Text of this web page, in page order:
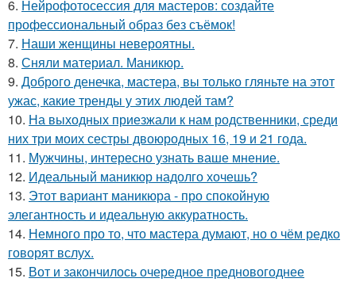
6. Нейрофотосессия для мастеров: создайте
профессиональный образ без съёмок!
7. Наши женщины невероятны.
8. Сняли материал. Маникюр.
9. Доброго денечка, мастера, вы только гляньте на этот
ужас, какие тренды у этих людей там?
10. На выходных приезжали к нам родственники, среди
них три моих сестры двоюродных 16, 19 и 21 года.
11. Мужчины, интересно узнать ваше мнение.
12. Идеальный маникюр надолго хочешь?
13. Этот вариант маникюра - про спокойную
элегантность и идеальную аккуратность.
14. Немного про то, что мастера думают, но о чём редко
говорят вслух.
15. Вот и закончилось очередное предновогоднее